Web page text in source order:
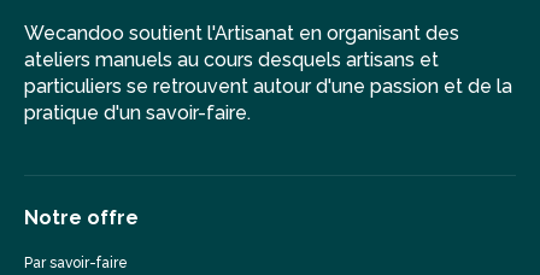
Wecandoo soutient l'Artisanat en organisant des
ateliers manuels au cours desquels artisans et
particuliers se retrouvent autour d'une passion et de la
pratique d'un savoir-faire.
Notre offre
Par savoir-faire